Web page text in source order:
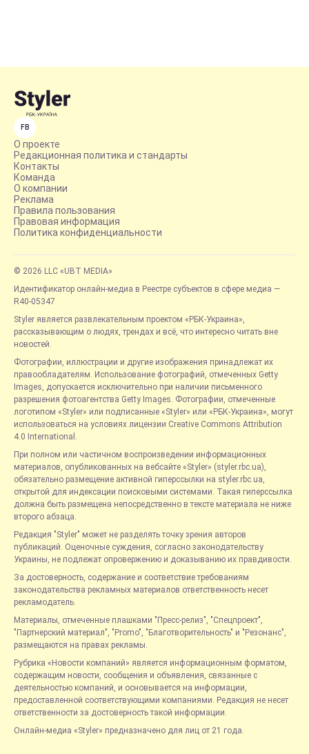
FB
О проекте
Редакционная политика и стандарты
Контакты
Команда
О компании
Реклама
Правила пользования
Правовая информация
Политика конфиденциальности
© 2026 LLC «UBT MEDIA»
Идентификатор онлайн-медиа в Реестре субъектов в сфере медиа —
R40-05347
Styler является развлекательным проектом «РБК-Украина»,
рассказывающим о людях, трендах и всё, что интересно читать вне
новостей.
Фотографии, иллюстрации и другие изображения принадлежат их
правообладателям. Использование фотографий, отмеченных Getty
Images, допускается исключительно при наличии письменного
разрешения фотоагентства Getty Images. Фотографии, отмеченные
логотипом «Styler» или подписанные «Styler» или «РБК-Украина», могут
использоваться на условиях лицензии Creative Commons Attribution
4.0 International.
При полном или частичном воспроизведении информационных
материалов, опубликованных на вебсайте «Styler» (styler.rbc.ua),
обязательно размещение активной гиперссылки на styler.rbc.ua,
открытой для индексации поисковыми системами. Такая гиперссылка
должна быть размещена непосредственно в тексте материала не ниже
второго абзаца.
Редакция "Styler" может не разделять точку зрения авторов
публикаций. Оценочные суждения, согласно законодательству
Украины, не подлежат опровержению и доказыванию их правдивости.
За достоверность, содержание и соответствие требованиям
законодательства рекламных материалов ответственность несет
рекламодатель.
Материалы, отмеченные плашками "Пресс-релиз", "Спецпроект",
"Партнерский материал", "Promo", "Благотворительность" и "Резонанс",
размещаются на правах рекламы.
Рубрика «Новости компаний» является информационным форматом,
содержащим новости, сообщения и объявления, связанные с
деятельностью компаний, и основывается на информации,
предоставленной соответствующими компаниями. Редакция не несет
ответственности за достоверность такой информации.
Онлайн-медиа «Styler» предназначено для лиц от 21 года.